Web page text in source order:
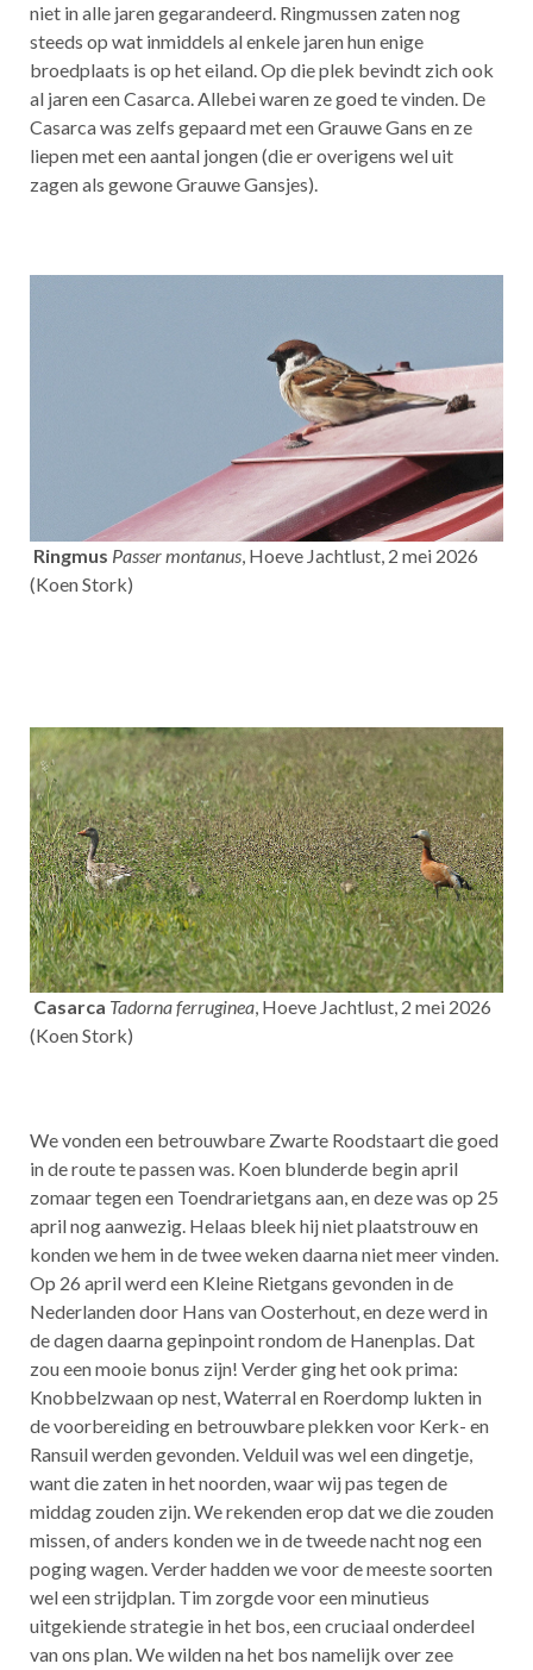
niet in alle jaren gegarandeerd. Ringmussen zaten nog
steeds op wat inmiddels al enkele jaren hun enige
broedplaats is op het eiland. Op die plek bevindt zich ook
al jaren een Casarca. Allebei waren ze goed te vinden. De
Casarca was zelfs gepaard met een Grauwe Gans en ze
liepen met een aantal jongen (die er overigens wel uit
zagen als gewone Grauwe Gansjes).
Ringmus Passer montanus, Hoeve Jachtlust, 2 mei 2026
(Koen Stork)
Casarca Tadorna ferruginea, Hoeve Jachtlust, 2 mei 2026
(Koen Stork)
We vonden een betrouwbare Zwarte Roodstaart die goed
in de route te passen was. Koen blunderde begin april
zomaar tegen een Toendrarietgans aan, en deze was op 25
april nog aanwezig. Helaas bleek hij niet plaatstrouw en
konden we hem in de twee weken daarna niet meer vinden.
Op 26 april werd een Kleine Rietgans gevonden in de
Nederlanden door Hans van Oosterhout, en deze werd in
de dagen daarna gepinpoint rondom de Hanenplas. Dat
zou een mooie bonus zijn! Verder ging het ook prima:
Knobbelzwaan op nest, Waterral en Roerdomp lukten in
de voorbereiding en betrouwbare plekken voor Kerk- en
Ransuil werden gevonden. Velduil was wel een dingetje,
want die zaten in het noorden, waar wij pas tegen de
middag zouden zijn. We rekenden erop dat we die zouden
missen, of anders konden we in de tweede nacht nog een
poging wagen. Verder hadden we voor de meeste soorten
wel een strijdplan. Tim zorgde voor een minutieus
uitgekiende strategie in het bos, een cruciaal onderdeel
van ons plan. We wilden na het bos namelijk over zee